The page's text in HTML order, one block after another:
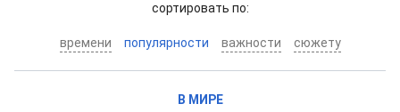
cортировать по:
времени популярности важности сюжету
В МИРЕ